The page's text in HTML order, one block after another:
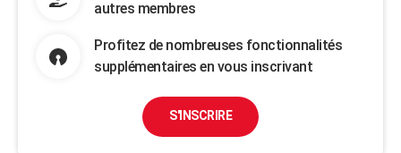
autres membres
Profitez de nombreuses fonctionnalités
supplémentaires en vous inscrivant
S'INSCRIRE